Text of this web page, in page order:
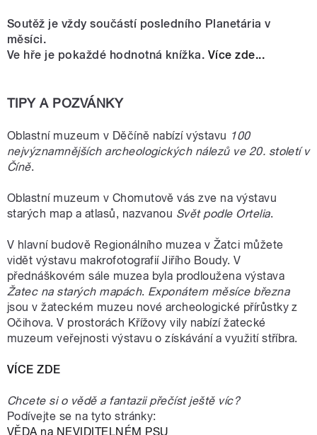
Soutěž je vždy součástí posledního Planetária v
měsíci.
Ve hře je pokaždé hodnotná knížka. Více zde...
TIPY A POZVÁNKY
Oblastní muzeum v Děčíně nabízí výstavu 100
nejvýznamnějších archeologických nálezů ve 20. století v
Číně.
Oblastní muzeum v Chomutově vás zve na výstavu
starých map a atlasů, nazvanou Svět podle Ortelia.
V hlavní budově Regionálního muzea v Žatci můžete
vidět výstavu makrofotografií Jiřího Boudy. V
přednáškovém sále muzea byla prodloužena výstava
Žatec na starých mapách. Exponátem měsíce března
jsou v žateckém muzeu nové archeologické přírůstky z
Očihova. V prostorách Křížovy vily nabízí žatecké
muzeum veřejnosti výstavu o získávání a využití stříbra.
VÍCE ZDE
Chcete si o vědě a fantazii přečíst ještě víc?
Podívejte se na tyto stránky:
VĚDA na NEVIDITELNÉM PSU